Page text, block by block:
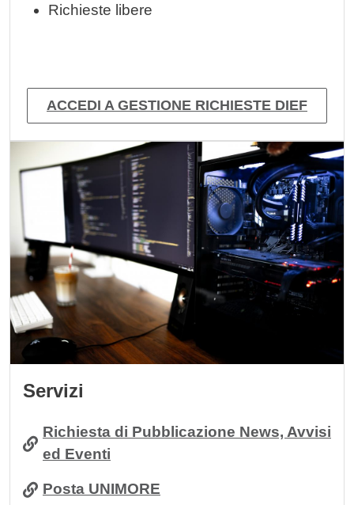
Richieste libere
ACCEDI A GESTIONE RICHIESTE DIEF
Servizi
Richiesta di Pubblicazione News, Avvisi
ed Eventi
Posta UNIMORE